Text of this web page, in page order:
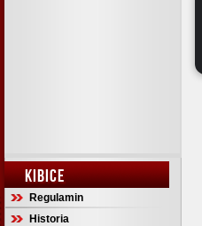
KIBICE
Regulamin
Historia